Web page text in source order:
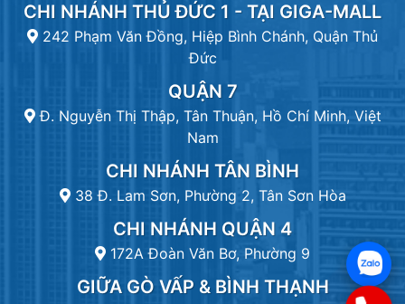
CHI NHÁNH THỦ ĐỨC 1 - TẠI GIGA-MALL
242 Phạm Văn Đồng, Hiệp Bình Chánh, Quận Thủ
Đức
QUẬN 7
Đ. Nguyễn Thị Thập, Tân Thuận, Hồ Chí Minh, Việt
Nam
CHI NHÁNH TÂN BÌNH
38 Đ. Lam Sơn, Phường 2, Tân Sơn Hòa
CHI NHÁNH QUẬN 4
172A Đoàn Văn Bơ, Phường 9
GIỮA GÒ VẤP & BÌNH THẠNH